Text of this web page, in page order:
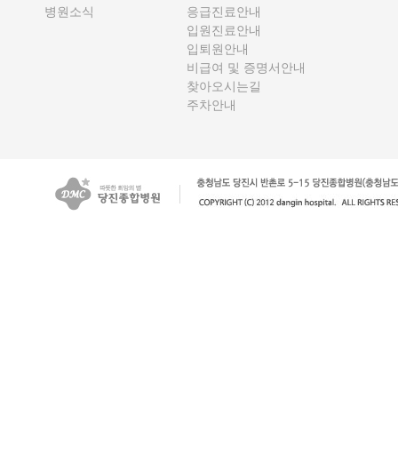
병원소식
응급진료안내
입원진료안내
입퇴원안내
비급여 및 증명서안내
찾아오시는길
주차안내